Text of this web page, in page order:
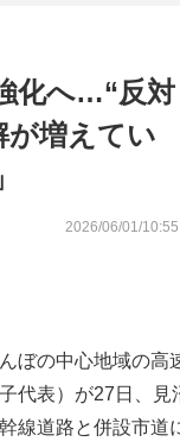
化へ…“反対
が増えてい
2026/06/01/10:55
ぼの中心地域の高
代表）が27日、見
線道路と併設市道